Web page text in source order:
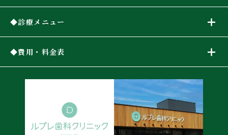
診療メニュー
費用・料金表